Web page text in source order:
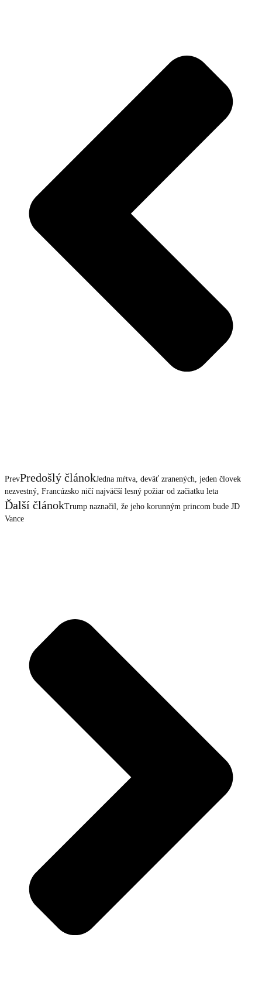
PrevPredošlý článokJedna mŕtva, deväť zranených, jeden človek
nezvestný, Francúzsko ničí najväčší lesný požiar od začiatku leta
Ďalší článokTrump naznačil, že jeho korunným princom bude JD
Vance